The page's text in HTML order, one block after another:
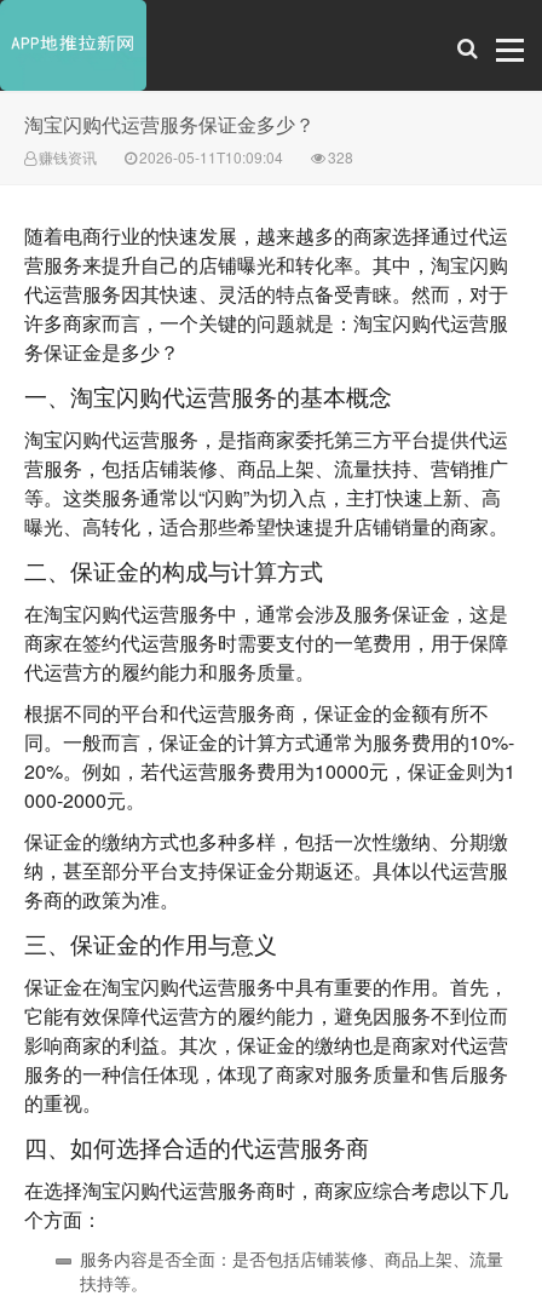
淘宝闪购代运营服务保证金多少？
赚钱资讯 2026-05-11T10:09:04 328
随着电商行业的快速发展，越来越多的商家选择通过代运
营服务来提升自己的店铺曝光和转化率。其中，淘宝闪购
代运营服务因其快速、灵活的特点备受青睐。然而，对于
许多商家而言，一个关键的问题就是： 淘宝闪购代运营服
务保证金是多少？
一、淘宝闪购代运营服务的基本概念
淘宝闪购代运营服务，是指商家委托第三方平台提供代运
营服务，包括店铺装修、商品上架、流量扶持、营销推广
等。这类服务通常以“闪购”为切入点，主打快速上新、高
曝光、高转化，适合那些希望快速提升店铺销量的商家。
二、保证金的构成与计算方式
在淘宝闪购代运营服务中，通常会涉及服务保证金 ，这是
商家在签约代运营服务时需要支付的一笔费用，用于保障
代运营方的履约能力和服务质量。
根据不同的平台和代运营服务商，保证金的金额有所不
同。一般而言， 保证金的计算方式通常为服务费用的10%-
20%。例如，若代运营服务费用为10000元，保证金则为1
000-2000元。
保证金的缴纳方式也多种多样，包括一次性缴纳、分期缴
纳，甚至部分平台支持保证金分期返还。具体以代运营服
务商的政策为准。
三、保证金的作用与意义
保证金在淘宝闪购代运营服务中具有重要的作用。首先，
它能有效保障代运营方的履约能力，避免因服务不到位而
影响商家的利益。其次，保证金的缴纳也是商家对代运营
服务的一种信任体现，体现了商家对服务质量和售后服务
的重视。
四、如何选择合适的代运营服务商
在选择淘宝闪购代运营服务商时，商家应综合考虑以下几
个方面：
服务内容是否全面 ：是否包括店铺装修、商品上架、流量
扶持等。